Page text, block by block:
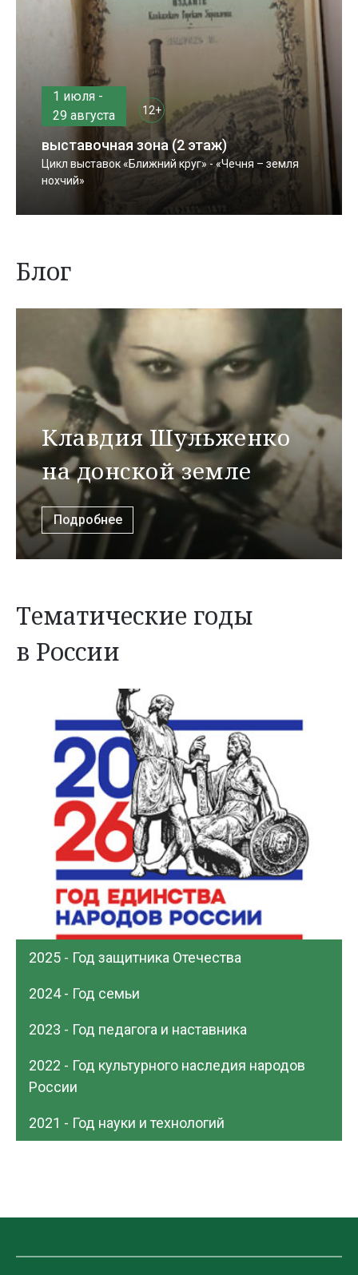
1 июля -
29 августа
12+
выставочная зона (2 этаж)
Цикл выставок «Ближний круг» - «Чечня – земля
нохчий»
Блог
Клавдия Шульженко
на донской земле
Подробнее
Тематические годы
в России
2025 - Год защитника Отечества
2024 - Год семьи
2023 - Год педагога и наставника
2022 - Год культурного наследия народов
России
2021 - Год науки и технологий